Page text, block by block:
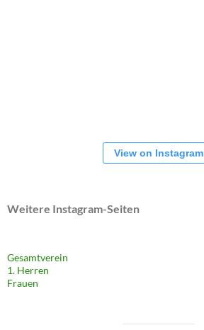
View on Instagram
Weitere Instagram-Seiten
Gesamtverein
1. Herren
Frauen